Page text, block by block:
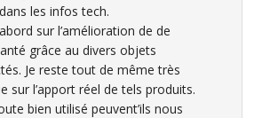
les infos tech.
sur l’amélioration de de
grâce au divers objets
Je reste tout de même très
sur l’apport réel de tels produits.
bien utilisé peuvent’ils nous